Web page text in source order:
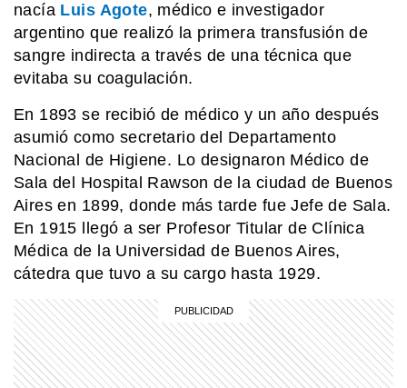
nacía Luis Agote, médico e investigador
argentino que realizó la primera transfusión de
sangre indirecta a través de una técnica que
evitaba su coagulación.
En 1893 se recibió de médico y un año después
asumió como secretario del Departamento
Nacional de Higiene. Lo designaron Médico de
Sala del Hospital Rawson de la ciudad de Buenos
Aires en 1899, donde más tarde fue Jefe de Sala.
En 1915 llegó a ser Profesor Titular de Clínica
Médica de la Universidad de Buenos Aires,
cátedra que tuvo a su cargo hasta 1929.